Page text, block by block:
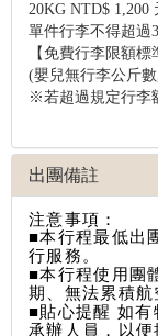
20KG NTD$ 1,200
單件行李不得超過
【免費行李限額
(嬰兒無行李公斤
※若超過規定行李
出團備註
注意事項：
■本行程最低出
行服務。
■本行程使用團
期、無法累積航
■貼心提醒 如有
承辦人員，以便